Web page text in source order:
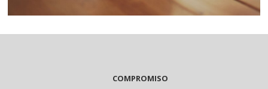
COMPROMISO